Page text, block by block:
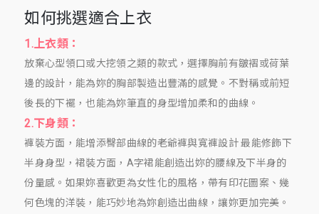
如何挑選適合上衣
1.上衣類：
放棄心型領口或大挖領之類的款式，選擇胸前有皺褶或荷葉
邊的設計，能為妳的胸部製造出豐滿的感覺。不對稱或前短
後長的下襬，也能為妳筆直的身型增加柔和的曲線。
2.下身類：
褲裝方面，能增添臀部曲線的老爺褲與寬褲設計 最能修飾下
半身身型，裙裝方面，A字裙能創造出妳的腰線及下半身的
份量感。如果妳喜歡更為女性化的風格，帶有印花圖案、幾
何色塊的洋裝，能巧妙地為妳創造出曲線，讓妳更加完美。